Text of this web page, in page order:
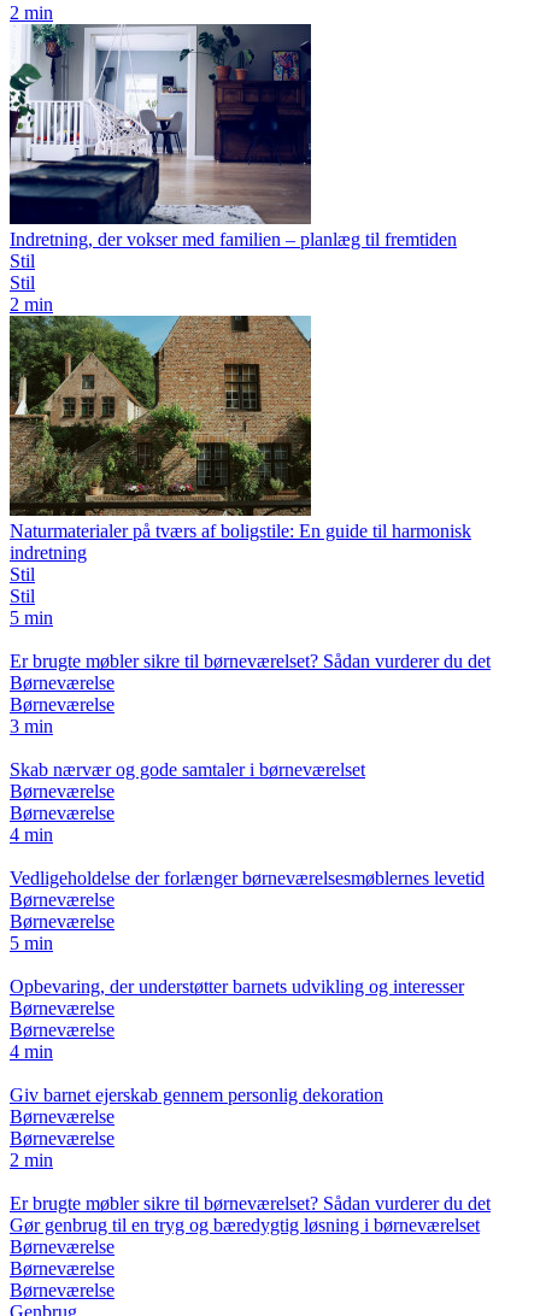
2 min
Indretning, der vokser med familien – planlæg til fremtiden
Stil
Stil
2 min
Naturmaterialer på tværs af boligstile: En guide til harmonisk
indretning
Stil
Stil
5 min
Er brugte møbler sikre til børneværelset? Sådan vurderer du det
Børneværelse
Børneværelse
3 min
Skab nærvær og gode samtaler i børneværelset
Børneværelse
Børneværelse
4 min
Vedligeholdelse der forlænger børneværelsesmøblernes levetid
Børneværelse
Børneværelse
5 min
Opbevaring, der understøtter barnets udvikling og interesser
Børneværelse
Børneværelse
4 min
Giv barnet ejerskab gennem personlig dekoration
Børneværelse
Børneværelse
2 min
Er brugte møbler sikre til børneværelset? Sådan vurderer du det
Gør genbrug til en tryg og bæredygtig løsning i børneværelset
Børneværelse
Børneværelse
Børneværelse